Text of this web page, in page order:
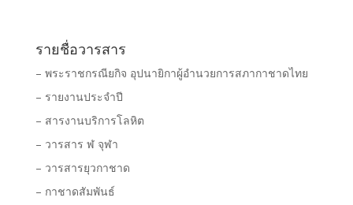
รายชื่อวารสาร
– พระราชกรณียกิจ อุปนายิกาผู้อำนวยการสภากาชาดไทย
– รายงานประจำปี
– สารงานบริการโลหิต
– วารสาร ฬ จุฬา
– วารสารยุวกาชาด
– กาชาดสัมพันธ์